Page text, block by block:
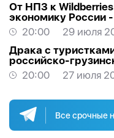
От НПЗ к
экономику России -
20:00
29 июля
Драка с
российско-
20:00
27 июля
Все срочные